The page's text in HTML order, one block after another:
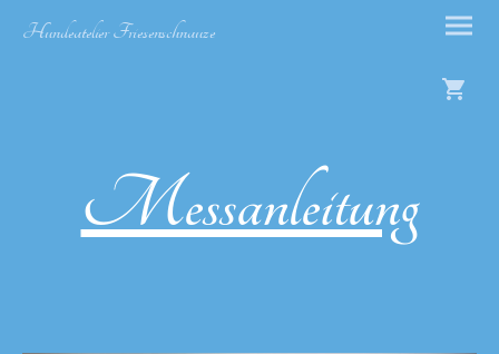
Hundeatelier Friesenschnauze
Messanleitung